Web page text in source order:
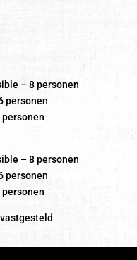
– 8 personen
personen
personen
– 8 personen
personen
personen